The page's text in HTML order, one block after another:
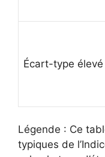
Écart-type élevé
Légende : Ce
typiques de